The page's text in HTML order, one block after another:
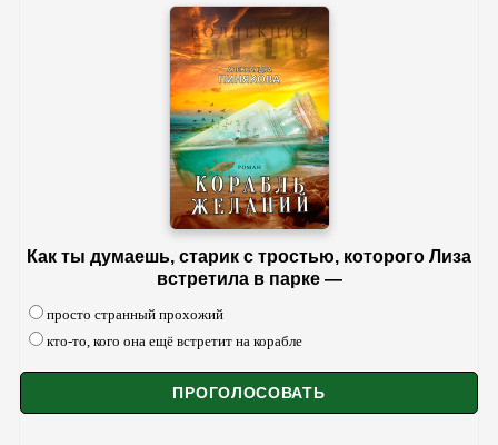
Как ты думаешь, старик с тростью, которого Лиза
встретила в парке —
просто странный прохожий
кто-то, кого она ещё встретит на корабле